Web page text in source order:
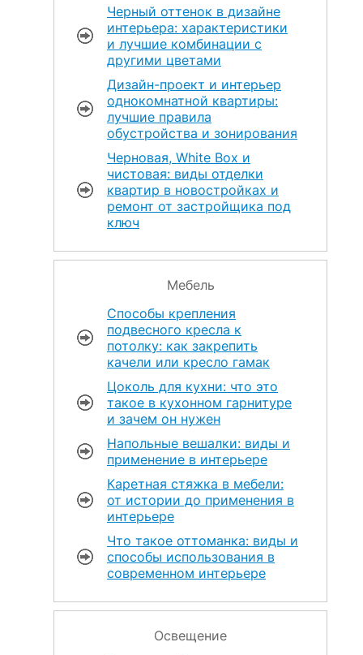
Черный оттенок в дизайне
интерьера: характеристики
и лучшие комбинации с
другими цветами
Дизайн-проект и интерьер
однокомнатной квартиры:
лучшие правила
обустройства и зонирования
Черновая, White Box и
чистовая: виды отделки
квартир в новостройках и
ремонт от застройщика под
ключ
Мебель
Способы крепления
подвесного кресла к
потолку: как закрепить
качели или кресло гамак
Цоколь для кухни: что это
такое в кухонном гарнитуре
и зачем он нужен
Напольные вешалки: виды и
применение в интерьере
Каретная стяжка в мебели:
от истории до применения в
интерьере
Что такое оттоманка: виды и
способы использования в
современном интерьере
Освещение